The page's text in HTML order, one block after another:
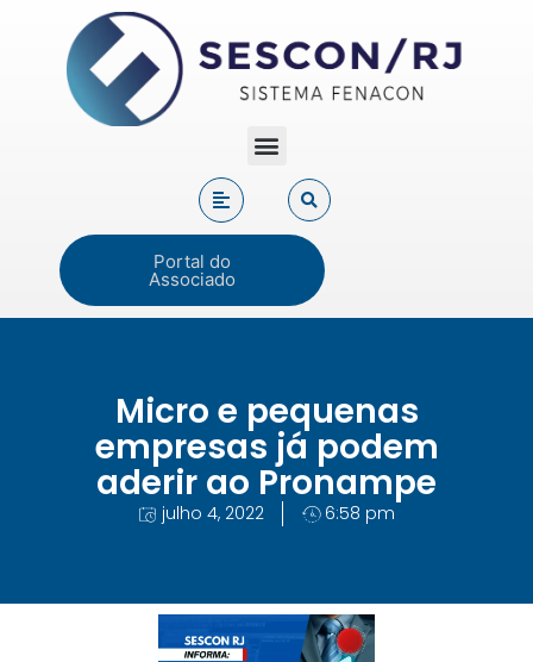
Portal do
Associado
Micro e pequenas
empresas já podem
aderir ao Pronampe
julho 4, 2022 6:58 pm